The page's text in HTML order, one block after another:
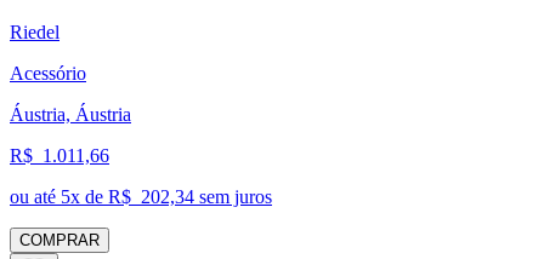
Riedel
Acessório
Áustria, Áustria
R$ 1.011,66
ou até 5x de R$ 202,34 sem juros
COMPRAR